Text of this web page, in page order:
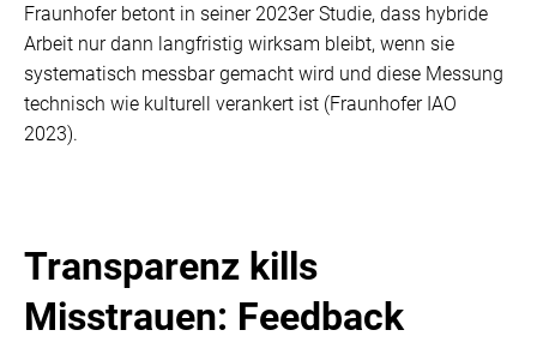
Fraunhofer betont in seiner 2023er Studie, dass hybride
Arbeit nur dann langfristig wirksam bleibt, wenn sie
systematisch messbar gemacht wird und diese Messung
technisch wie kulturell verankert ist (Fraunhofer IAO
2023).
Transparenz kills
Misstrauen: Feedback